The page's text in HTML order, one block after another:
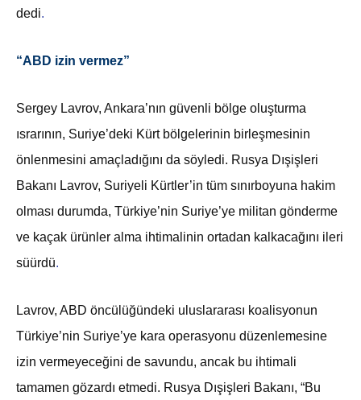
dedi.
“ABD izin vermez”
Sergey Lavrov, Ankara’nın güvenli bölge oluşturma
ısrarının, Suriye’deki Kürt bölgelerinin birleşmesinin
önlenmesini amaçladığını da söyledi. Rusya Dışişleri
Bakanı Lavrov, Suriyeli Kürtler’in tüm sınırboyuna hakim
olması durumda, Türkiye’nin Suriye’ye militan gönderme
ve kaçak ürünler alma ihtimalinin ortadan kalkacağını ileri
süürdü.
Lavrov, ABD öncülüğündeki uluslararası koalisyonun
Türkiye’nin Suriye’ye kara operasyonu düzenlemesine
izin vermeyeceğini de savundu, ancak bu ihtimali
tamamen gözardı etmedi. Rusya Dışişleri Bakanı, “Bu